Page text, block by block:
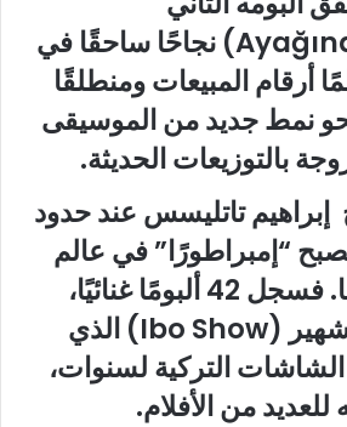
(Ayağında Kundura) نجاحًا ساحقًا في
محطمًا أرقام المبيعات ومنطلقًا
نحو نمط جديد من الموسيقى
بالتوزيعات الحديثة.
تاتليسس عند حدود
“إمبراطورًا” في عالم
الأعمال والسينما. فسجل 42 ألبومًا غنائيًا،
وقدم برنامجه الشهير (Ibo Show) الذي
التركية لسنوات،
من الأفلام.